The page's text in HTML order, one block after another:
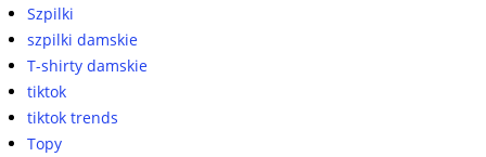
Szpilki
szpilki damskie
T-shirty damskie
tiktok
tiktok trends
Topy